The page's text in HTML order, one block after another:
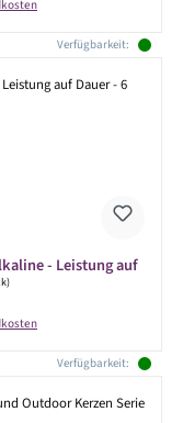
Verfügbarkeit:
- Leistung auf
Verfügbarkeit: